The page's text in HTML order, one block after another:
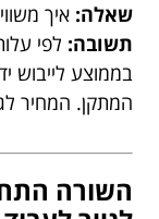
שאלה: איך
תשובה: לפי
בממוצע לייבוש
המתקן. המחיר
השורה